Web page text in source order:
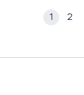
1 2